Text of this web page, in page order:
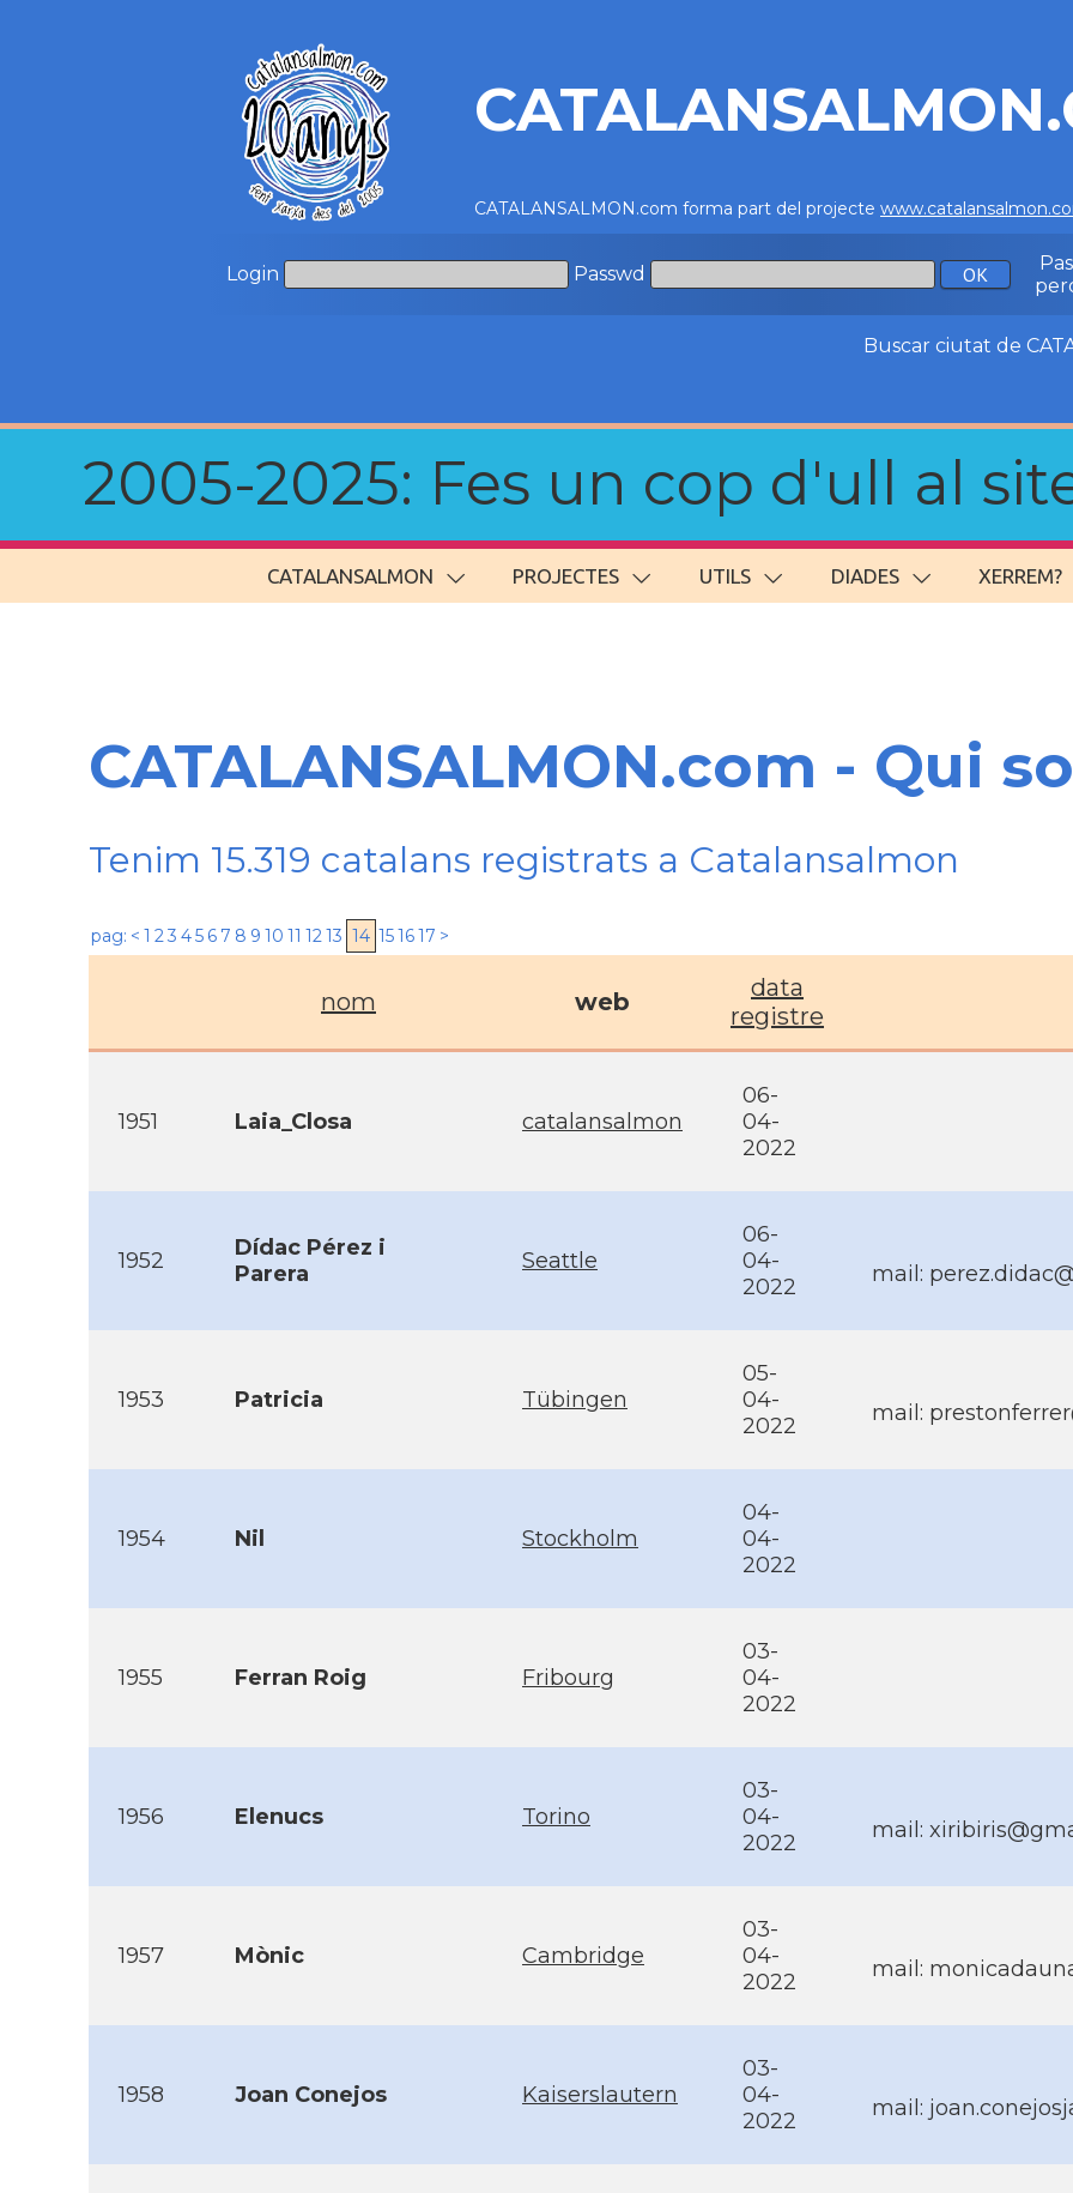
CATALANSALMON.com forma part del projecte
Login Passwd
Buscar ciutat de
2005-2025: Fes un cop d'ull al
CATALANSALMON PROJECTES UTILS DIADES XERREM?
CATALANSALMON.com - Qui
Tenim 15.319 catalans registrats a Catalansalmon
pag: < 1 23 45 6 7 8 9 10 11 1213 14 151617 >
nom web
data
registre
1951 Laia_Closa catalansalmon
06-
04-
2022
1952
Dí­dac Pérez i
Parera
Seattle
06-
04-
2022
mail:
1953 Patricia Tübingen
05-
04-
2022
mail:
1954 Nil Stockholm
04-
04-
2022
1955 Ferran Roig Fribourg
03-
04-
2022
1956 Elenucs Torino
03-
04-
2022
mail:
1957 Mònic Cambridge
03-
04-
2022
mail:
1958 Joan Conejos Kaiserslautern
03-
04-
2022
mail: